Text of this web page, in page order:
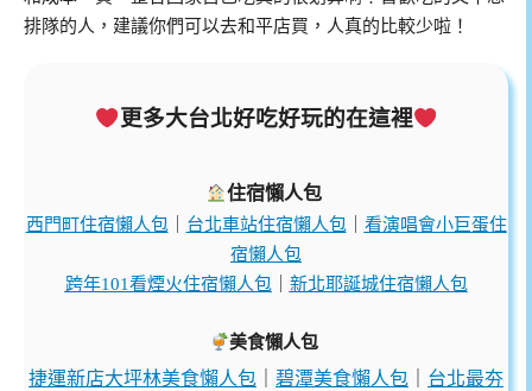
排隊的人，建議你們可以去和平店買，人真的比較少啦！
更多大台北好吃好玩的在這裡
住宿懶人包
西門町住宿懶人包｜ 台北車站住宿懶人包｜ 看演唱會小巨蛋住
宿懶人包
跨年101看煙火住宿懶人包｜ 新北耶誕城住宿懶人包
美食懶人包
捷運新店大坪林美食懶人包 碧潭美食懶人包
台北最夯